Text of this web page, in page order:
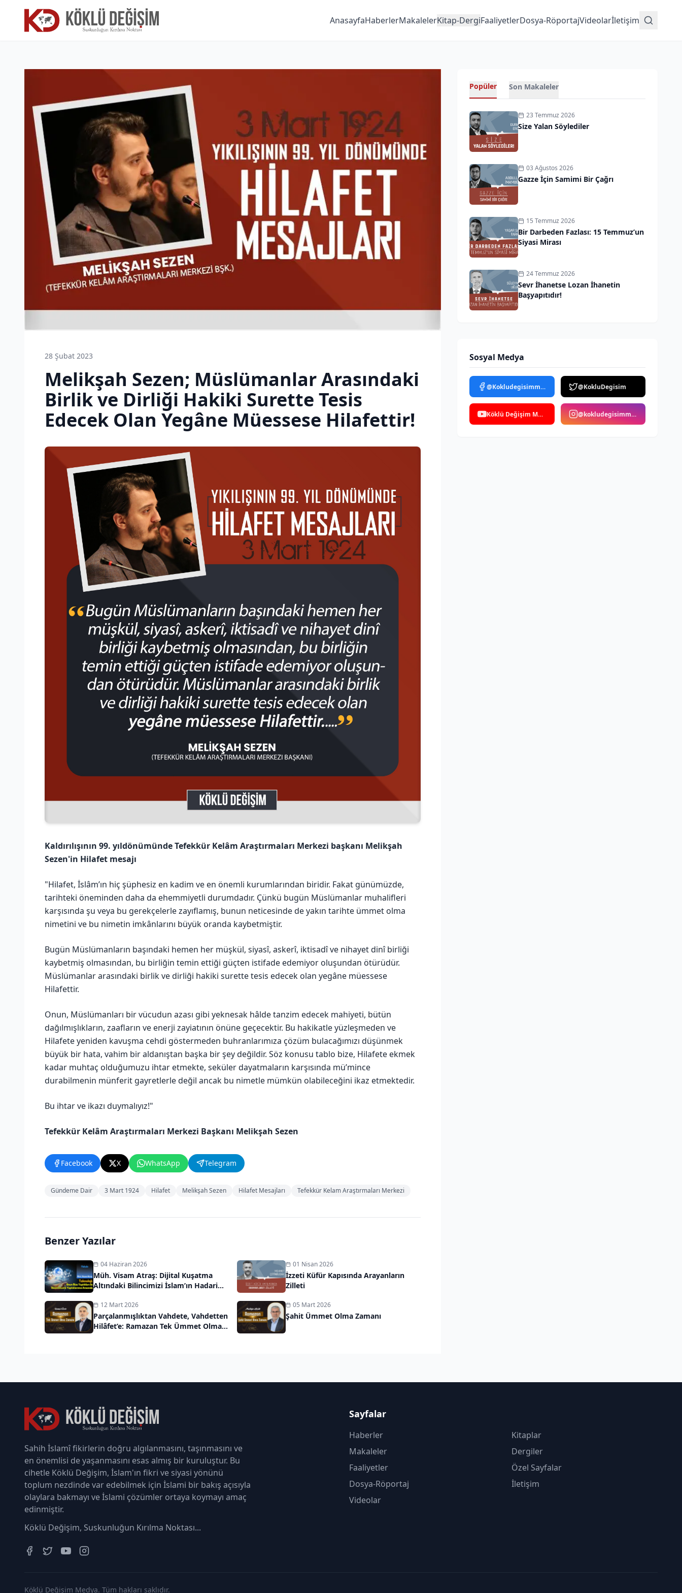
AnasayfaHaberlerMakalelerKitap-DergiFaaliyetlerDosya-RöportajVideolarİletişim
28 Şubat 2023
Melikşah Sezen; Müslümanlar Arasındaki
Birlik ve Dirliği Hakiki Surette Tesis
Edecek Olan Yegâne Müessese Hilafettir!
Kaldırılışının 99. yıldönümünde Tefekkür Kelâm Araştırmaları Merkezi başkanı Melikşah
Sezen'in Hilafet mesajı
"Hilafet, İslâm’ın hiç şüphesiz en kadim ve en önemli kurumlarından biridir. Fakat günümüzde,
tarihteki öneminden daha da ehemmiyetli durumdadır. Çünkü bugün Müslümanlar muhalifleri
karşısında şu veya bu gerekçelerle zayıflamış, bunun neticesinde de yakın tarihte ümmet olma
nimetini ve bu nimetin imkânlarını büyük oranda kaybetmiştir.
Bugün Müslümanların başındaki hemen her müşkül, siyasî, askerî, iktisadî ve nihayet dinî birliği
kaybetmiş olmasından, bu birliğin temin ettiği güçten istifade edemiyor oluşundan ötürüdür.
Müslümanlar arasındaki birlik ve dirliği hakiki surette tesis edecek olan yegâne müessese
Hilafettir.
Onun, Müslümanları bir vücudun azası gibi yeknesak hâlde tanzim edecek mahiyeti, bütün
dağılmışlıkların, zaafların ve enerji zayiatının önüne geçecektir. Bu hakikatle yüzleşmeden ve
Hilafete yeniden kavuşma cehdi göstermeden buhranlarımıza çözüm bulacağımızı düşünmek
büyük bir hata, vahim bir aldanıştan başka bir şey değildir. Söz konusu tablo bize, Hilafete ekmek
kadar muhtaç olduğumuzu ihtar etmekte, seküler dayatmaların karşısında mü’mince
durabilmenin münferit gayretlerle değil ancak bu nimetle mümkün olabileceğini ikaz etmektedir.
Bu ihtar ve ikazı duymalıyız!"
Tefekkür Kelâm Araştırmaları Merkezi Başkanı Melikşah Sezen
Facebook X WhatsApp Telegram
Gündeme Dair 3 Mart 1924 Hilafet Melikşah Sezen Hilafet Mesajları Tefekkür Kelam Araştırmaları Merkezi
Benzer Yazılar
04 Haziran 2026
Müh. Visam Atraş: Dijital Kuşatma
Altındaki Bilincimizi İslam’ın Hadari
01 Nisan 2026
İzzeti Küfür Kapısında Arayanların
Zilleti
12 Mart 2026
Parçalanmışlıktan Vahdete, Vahdetten
Hilâfet’e: Ramazan Tek Ümmet Olma
05 Mart 2026
Şahit Ümmet Olma Zamanı
Popüler Son Makaleler
23 Temmuz 2026
Size Yalan Söylediler
03 Ağustos 2026
Gazze İçin Samimi Bir Çağrı
15 Temmuz 2026
Bir Darbeden Fazlası: 15 Temmuz’un
Siyasi Mirası
24 Temmuz 2026
Sevr İhanetse Lozan İhanetin
Başyapıtıdır!
Sosyal Medya
@Kokludegisimmedya @KokluDegisim
Köklü Değişim Medya @kokludegisimmedya
Sahih İslamî fikirlerin doğru algılanmasını, taşınmasını ve
en önemlisi de yaşanmasını esas almış bir kuruluştur. Bu
cihetle Köklü Değişim, İslam'ın fikri ve siyasi yönünü
toplum nezdinde var edebilmek için İslami bir bakış açısıyla
olaylara bakmayı ve İslami çözümler ortaya koymayı amaç
edinmiştir.
Köklü Değişim, Suskunluğun Kırılma Noktası...
Sayfalar
Haberler
Makaleler
Faaliyetler
Dosya-Röportaj
Videolar
Kitaplar
Dergiler
Özel Sayfalar
İletişim
Köklü Değişim Medya. Tüm hakları saklıdır.